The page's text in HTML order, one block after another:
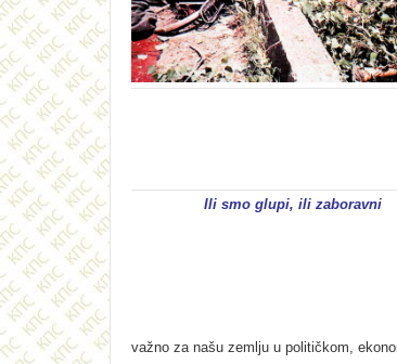
Ili smo glupi, ili zaboravni
važno za našu zemlju u političkom,